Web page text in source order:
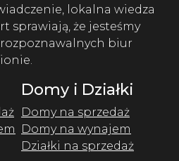
lokalna wiedza
sprawiają, że jesteśmy
biur
Domy i Działki
Domy na sprzedaż
Domy na wynajem
Działki na sprzedaż